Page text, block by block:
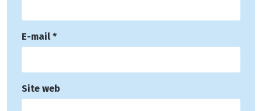
E-mail *
Site web